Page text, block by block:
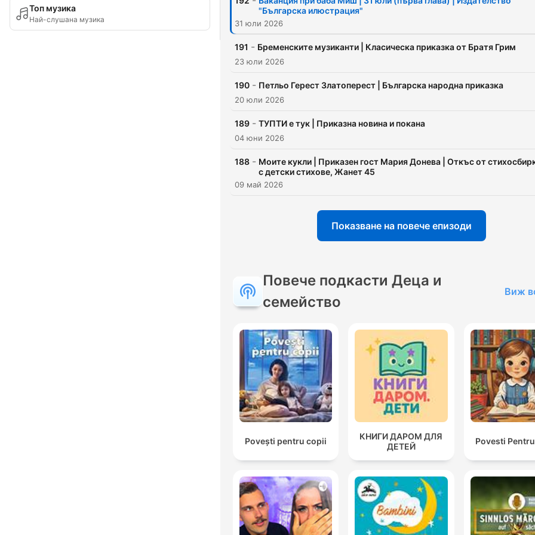
Топ музика
Най-слушана музика
нови, стихове, песни,
очакват всеки малък и
пораснал мечтател, на
му се иска някой да му
"Българска илюстрация"
31 юли 2026
191 - Бременските музиканти | Класическа приказка от Братя Грим
23 юли 2026
190 - Петльо Герест Златоперест | Българска народна приказка
20 юли 2026
189 - ТУПТИ е тук | Приказна новина и покана
04 юни 2026
188 - Моите кукли | Приказен гост Мария Донева | Откъс от
с детски стихове, Жанет 45
09 май 2026
Показване на повече епизоди
Повече подкасти Деца и
семейство
Виж
Povești pentru copii
КНИГИ ДАРОМ ДЛЯ
ДЕТЕЙ
Povesti